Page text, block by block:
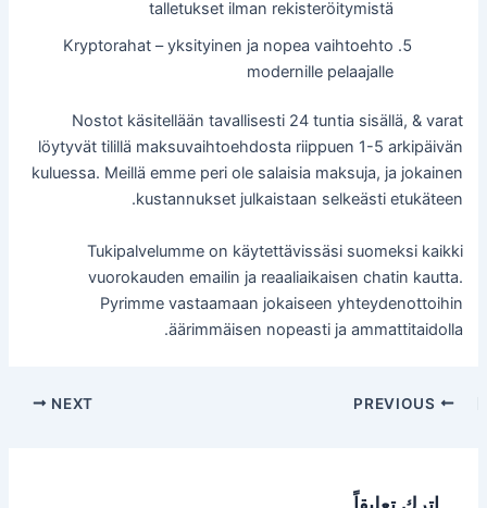
talletukset ilman rekisteröitymistä
Kryptorahat – yksityinen ja nopea vaihtoehto
modernille pelaajalle
Nostot käsitellään tavallisesti 24 tuntia sisällä, & varat
löytyvät tilillä maksuvaihtoehdosta riippuen 1-5 arkipäivän
kuluessa. Meillä emme peri ole salaisia maksuja, ja jokainen
kustannukset julkaistaan selkeästi etukäteen.
Tukipalvelumme on käytettävissäsi suomeksi kaikki
vuorokauden emailin ja reaaliaikaisen chatin kautta.
Pyrimme vastaamaan jokaiseen yhteydenottoihin
äärimmäisen nopeasti ja ammattitaidolla.
NEXT